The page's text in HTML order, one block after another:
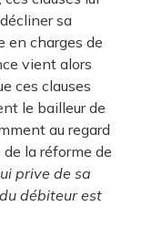
sa
en charges de
vient alors
ces clauses
le bailleur de
au regard
la réforme de
prive de sa
débiteur est